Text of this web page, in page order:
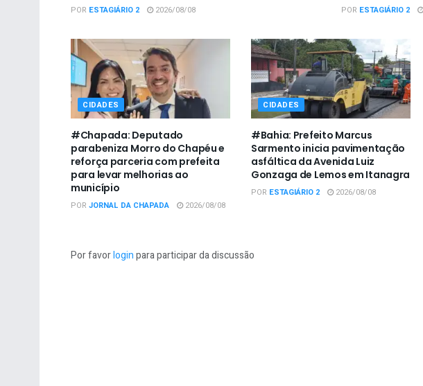
POR ESTAGIÁRIO 2 2026/08/08 POR ESTAGIÁRIO 2
CIDADES
#Chapada: Deputado
parabeniza Morro do Chapéu e
reforça parceria com prefeita
para levar melhorias ao
município
POR JORNAL DA CHAPADA 2026/08/08
CIDADES
#Bahia: Prefeito Marcus
Sarmento inicia pavimentação
asfáltica da Avenida Luiz
Gonzaga de Lemos em Itanagra
POR ESTAGIÁRIO 2 2026/08/08
Por favorloginpara participar da discussão